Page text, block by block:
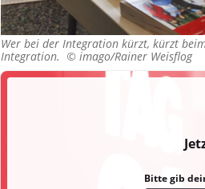
Wer bei der Integration kürzt, kürzt
Integration. © imago/Rainer Weisflog
Bitte gib